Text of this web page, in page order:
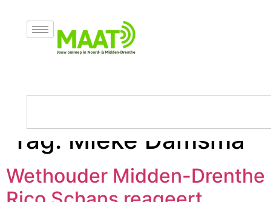
Tag: Mieke Damsma
Wethouder Midden-Drenthe